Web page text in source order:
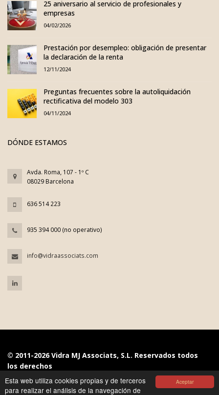
Aceptar
Esta web utiliza cookies propias y de terceros
para realizar el análisis de la navegación de
25 aniversario al servicio de profesionales y
empresas
04/02/2026
Prestación por desempleo: obligación de presentar
la declaración de la renta
12/11/2024
Preguntas frecuentes sobre la autoliquidación
rectificativa del modelo 303
04/11/2024
DÓNDE ESTAMOS
Avda. Roma, 107 - 1º C
08029 Barcelona
636 514 223
935 394 000 (no operativo)
info@vidraassociats.com
© 2011-2026 Vidra MJ Associats, S.L. Reservados todos
los derechos
Aviso Legal | Política de Privacidad | Política de Cookies